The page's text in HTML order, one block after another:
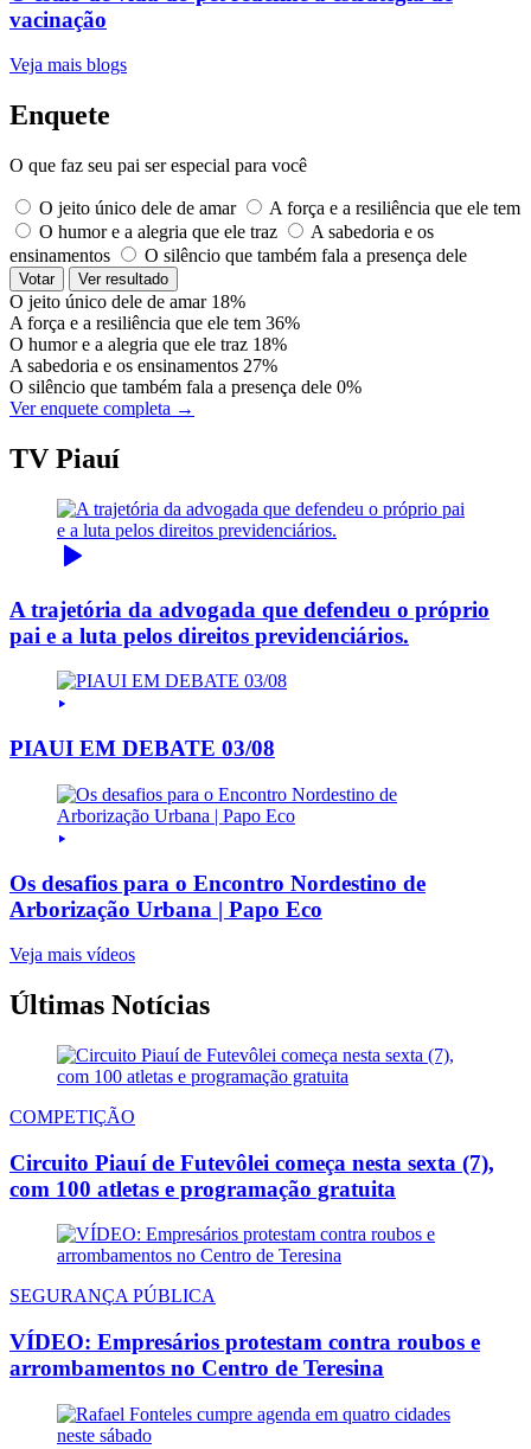
vacinação
Veja mais blogs
Enquete
O que faz seu pai ser especial para você
O jeito único dele de amar
A força e a resiliência que ele tem
O humor e a alegria que ele traz
A sabedoria e os
ensinamentos
O silêncio que também fala a presença dele
Votar Ver resultado
O jeito único dele de amar 18%
A força e a resiliência que ele tem 36%
O humor e a alegria que ele traz 18%
A sabedoria e os ensinamentos 27%
O silêncio que também fala a presença dele 0%
Ver enquete completa →
TV Piauí
A trajetória da advogada que defendeu o próprio
pai e a luta pelos direitos previdenciários.
PIAUI EM DEBATE 03/08
Os desafios para o Encontro Nordestino de
Arborização Urbana | Papo Eco
Veja mais vídeos
Últimas Notícias
COMPETIÇÃO
Circuito Piauí de Futevôlei começa nesta sexta (7),
com 100 atletas e programação gratuita
SEGURANÇA PÚBLICA
VÍDEO: Empresários protestam contra roubos e
arrombamentos no Centro de Teresina